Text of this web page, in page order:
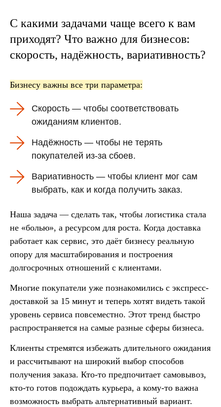
С какими задачами чаще всего к вам
приходят? Что важно для бизнесов:
скорость, надёжность, вариативность?
Бизнесу важны все три параметра:
Скорость — чтобы соответствовать
ожиданиям клиентов.
Надёжность — чтобы не терять
покупателей из-за сбоев.
Вариативность — чтобы клиент мог сам
выбрать, как и когда получить заказ.
Наша задача — сделать так, чтобы логистика стала
не «болью», а ресурсом для роста. Когда доставка
работает как сервис, это даёт бизнесу реальную
опору для масштабирования и построения
долгосрочных отношений с клиентами.
Многие покупатели уже познакомились с экспресс-
доставкой за 15 минут и теперь хотят видеть такой
уровень сервиса повсеместно. Этот тренд быстро
распространяется на самые разные сферы бизнеса.
Клиенты стремятся избежать длительного ожидания
и рассчитывают на широкий выбор способов
получения заказа. Кто-то предпочитает самовывоз,
кто-то готов подождать курьера, а кому-то важна
возможность выбрать альтернативный вариант.